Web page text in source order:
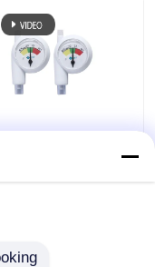
Intracuff et
σωλήνας